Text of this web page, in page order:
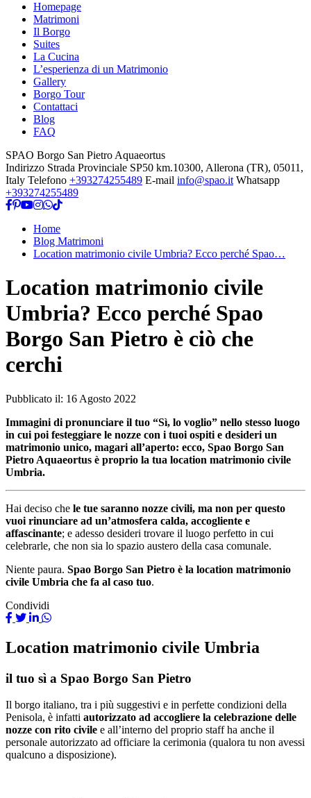
Homepage
Matrimoni
Il Borgo
Suites
La Cucina
L’esperienza di un Matrimonio
Gallery
Borgo Tour
Contattaci
Blog
FAQ
SPAO Borgo San Pietro Aquaeortus
Indirizzo Strada Provinciale SP50 km.10300, Allerona (TR), 05011,
Italy Telefono +393274255489 E-mail info@spao.it Whatsapp
+393274255489
Home
Blog Matrimoni
Location matrimonio civile Umbria? Ecco perché Spao…
Location matrimonio civile
Umbria? Ecco perché Spao
Borgo San Pietro è ciò che
cerchi
Pubblicato il: 16 Agosto 2022
Immagini di pronunciare il tuo “Sì, lo voglio” nello stesso luogo
in cui poi festeggiare le nozze con i tuoi ospiti e desideri un
matrimonio unico, magari all’aperto: ecco, Spao Borgo San
Pietro Aquaeortus è proprio la tua location matrimonio civile
Umbria.
Hai deciso che le tue saranno nozze civili, ma non per questo
vuoi rinunciare ad un’atmosfera calda, accogliente e
affascinante; e adesso desideri trovare il luogo perfetto in cui
celebrarle, che non sia lo spazio austero della casa comunale.
Niente paura. Spao Borgo San Pietro è la location matrimonio
civile Umbria che fa al caso tuo.
Condividi
Location matrimonio civile Umbria
il tuo sì a Spao Borgo San Pietro
Il borgo italiano, tra i più suggestivi e in perfette condizioni della
Penisola, è infatti autorizzato ad accogliere la celebrazione delle
nozze con rito civile e all’interno del proprio staff ha anche il
personale autorizzato ad officiare la cerimonia (qualora tu non avessi
qualcuno a disposizione).